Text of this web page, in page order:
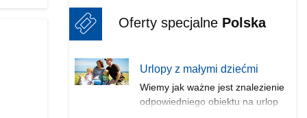
Oferty specjalne Polska
Urlopy z małymi dziećmi
Wiemy jak ważne jest znalezienie
odpowiedniego obiektu na urlop